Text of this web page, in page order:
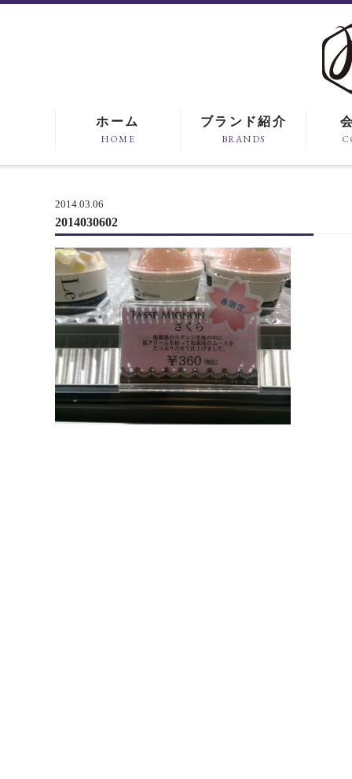
ホーム
HOME
ブランド紹介
BRANDS
2014.03.06
2014030602